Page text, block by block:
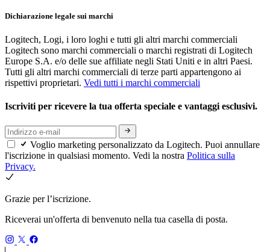
Dichiarazione legale sui marchi
Logitech, Logi, i loro loghi e tutti gli altri marchi commerciali
Logitech sono marchi commerciali o marchi registrati di Logitech
Europe S.A. e/o delle sue affiliate negli Stati Uniti e in altri Paesi.
Tutti gli altri marchi commerciali di terze parti appartengono ai
rispettivi proprietari. Vedi tutti i marchi commerciali
Iscriviti per ricevere la tua offerta speciale e vantaggi esclusivi.
Voglio marketing personalizzato da Logitech. Puoi annullare
l'iscrizione in qualsiasi momento. Vedi la nostra Politica sulla
Privacy.
Grazie per l’iscrizione.
Riceverai un'offerta di benvenuto nella tua casella di posta.